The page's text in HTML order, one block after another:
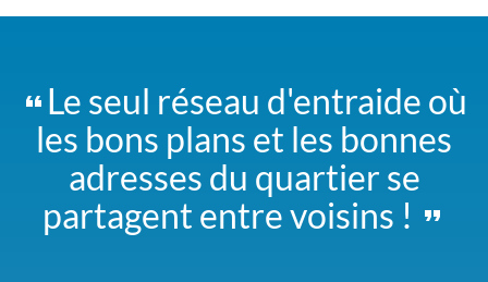
Le seul réseau d'entraide où
les bons plans et les bonnes
adresses du quartier se
partagent entre voisins !